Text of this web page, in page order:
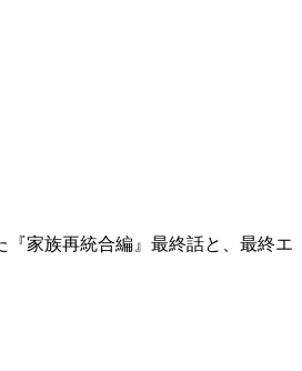
家族再統合編』最終話と、最終エ